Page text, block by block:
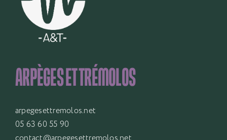
ARPÈGES ET TRÉMOLOS
arpegesettremolos.net
05 63 60 55 90